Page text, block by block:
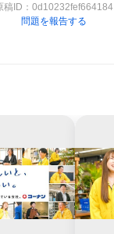
稿ID： 0d10232fef664184
問題を報告する